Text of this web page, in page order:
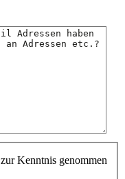
zur Kenntnis genommen